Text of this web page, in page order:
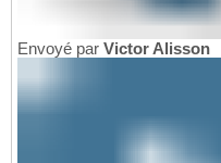
Envoyé par Victor Alisson